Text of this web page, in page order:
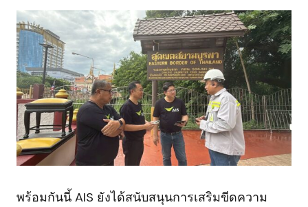
พร้อมกันนี้ AIS ยังได้สนับสนุนการเสริมขีดความ